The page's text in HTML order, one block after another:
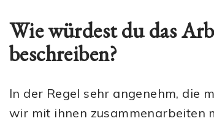
Wie würdest du das
beschreiben?
In der Regel sehr angenehm, die
wir mit ihnen zusammenarbeiten